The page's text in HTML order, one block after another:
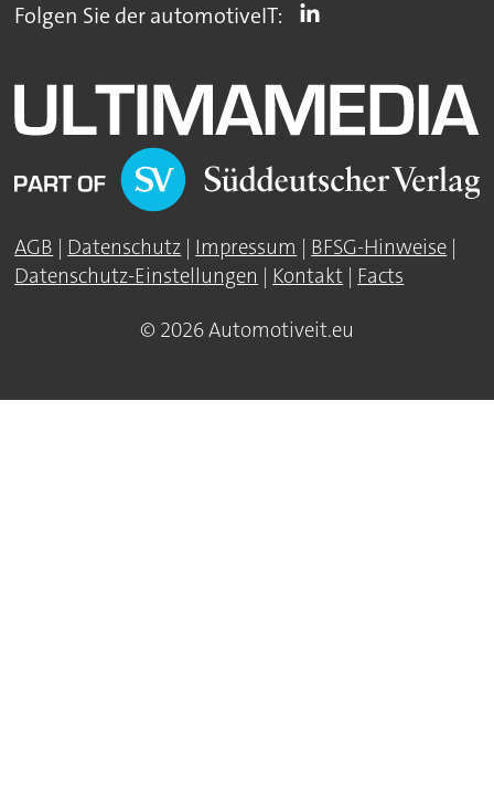
Folgen Sie der automotiveIT:
AGB | Datenschutz | Impressum | BFSG-Hinweise |
Datenschutz-Einstellungen | Kontakt | Facts
© 2026 Automotiveit.eu